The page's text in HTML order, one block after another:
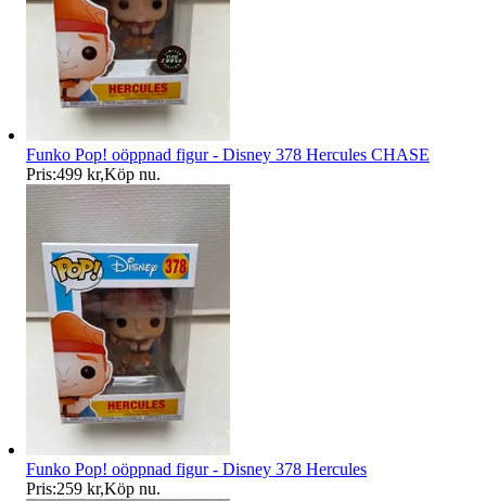
Funko Pop! oöppnad figur - Disney 378 Hercules CHASE
Pris:499 kr,Köp nu.
Funko Pop! oöppnad figur - Disney 378 Hercules
Pris:259 kr,Köp nu.